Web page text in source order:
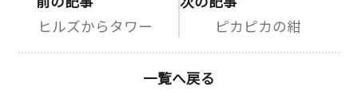
ヒルズからタワー
ピカピカの紺
一覧へ戻る